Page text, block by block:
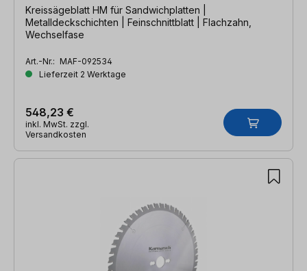
Kreissägeblatt HM für Sandwichplatten |
Metalldeckschichten | Feinschnittblatt | Flachzahn,
Wechselfase
Art.-Nr.: MAF-092534
Lieferzeit 2 Werktage
548,23 €
inkl. MwSt. zzgl.
Versandkosten